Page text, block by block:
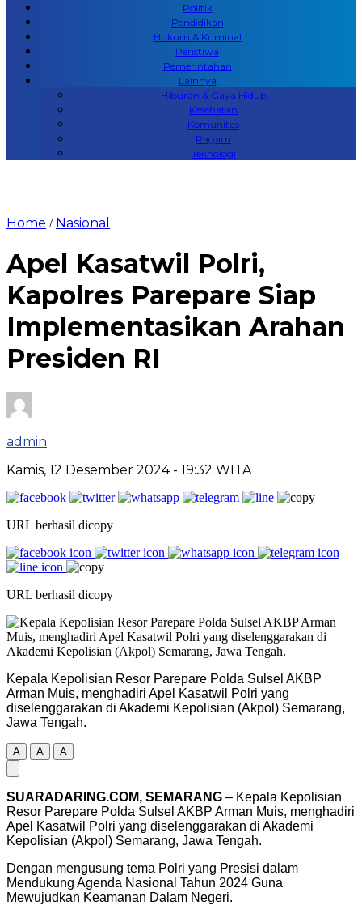
Politik
Pendidikan
Hukum & Kriminal
Peristiwa
Pemerintahan
Lainnya
Hiburan & Gaya Hidup
Kesehatan
Komunitas
Ragam
Teknologi
Home / Nasional
Apel Kasatwil Polri,
Kapolres Parepare Siap
Implementasikan Arahan
Presiden RI
admin
Kamis, 12 Desember 2024 - 19:32 WITA
URL berhasil dicopy
URL berhasil dicopy
Kepala Kepolisian Resor Parepare Polda Sulsel AKBP
Arman Muis, menghadiri Apel Kasatwil Polri yang
diselenggarakan di Akademi Kepolisian (Akpol) Semarang,
Jawa Tengah.
A A A
SUARADARING.COM, SEMARANG – Kepala Kepolisian
Resor Parepare Polda Sulsel AKBP Arman Muis, menghadiri
Apel Kasatwil Polri yang diselenggarakan di Akademi
Kepolisian (Akpol) Semarang, Jawa Tengah.
Dengan mengusung tema Polri yang Presisi dalam
Mendukung Agenda Nasional Tahun 2024 Guna
Mewujudkan Keamanan Dalam Negeri.